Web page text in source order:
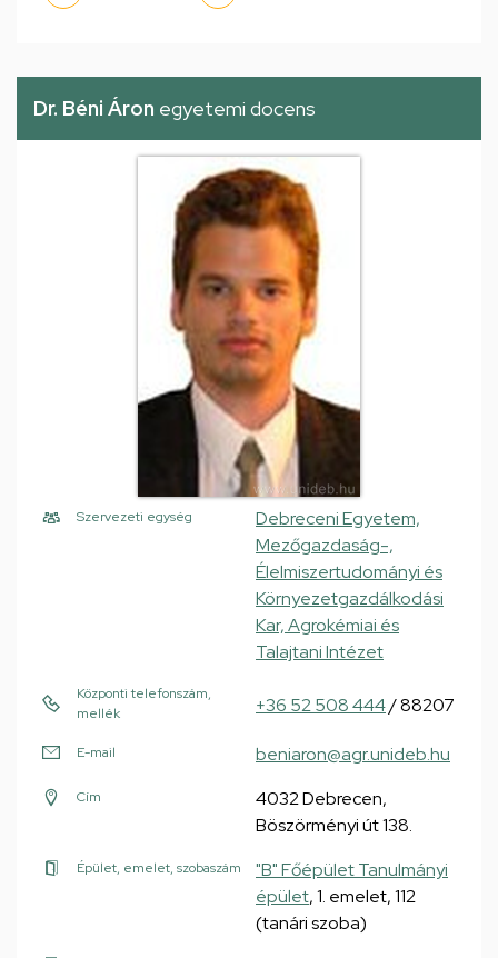
Dr. Béni Áron egyetemi docens
Szervezeti egység
Debreceni Egyetem,
Mezőgazdaság-,
Élelmiszertudományi és
Környezetgazdálkodási
Kar, Agrokémiai és
Talajtani Intézet
Központi telefonszám,
mellék
+36 52 508 444/ 88207
E-mail beniaron@agr.unideb.hu
Cím
4032 Debrecen,
Böszörményi út 138.
Épület, emelet, szobaszám
"B" Főépület Tanulmányi
épület, 1. emelet, 112
(tanári szoba)